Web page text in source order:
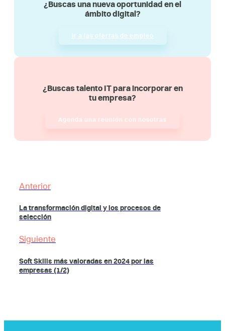
¿Buscas una nueva oportunidad en el
ámbito digital?
Ir a las ofertas de empleo
¿Buscas talento IT para incorporar en
tu empresa?
Agenda una reunión con nosotras
Anterior
La transformación digital y los procesos de
selección
Siguiente
Soft Skills más valoradas en 2024 por las
empresas (1/2)